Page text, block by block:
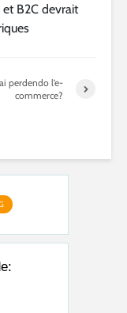
B2C devrait
perdendo l’e-
commerce?